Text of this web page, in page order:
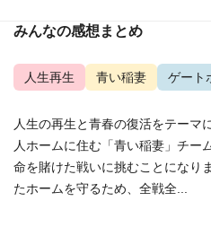
みんなの感想まとめ
人生再生 青い稲妻 ゲート
人生の再生と青春の復活をテーマ
人ホームに住む「青い稲妻」チー
命を賭けた戦いに挑むことになり
たホームを守るため、全戦全...